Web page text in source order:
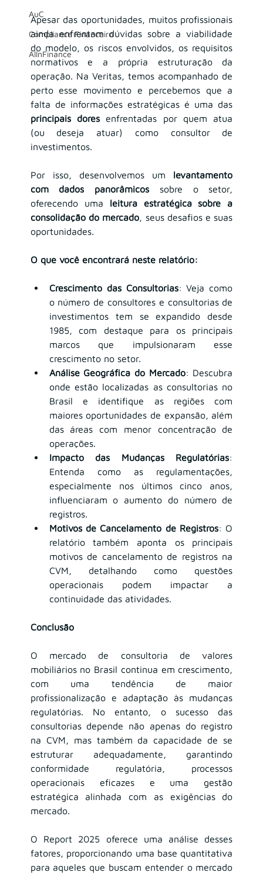
AuC
Compliance Financeiro
AIInFinance
Apesar das oportunidades, muitos profissionais
ainda enfrentam dúvidas sobre a viabilidade
do modelo, os riscos envolvidos, os requisitos
normativos e a própria estruturação da
operação. Na Veritas, temos acompanhado de
perto esse movimento e percebemos que a
principais dores enfrentadas por quem atua
(ou deseja atuar) como consultor de
investimentos.
Por isso, desenvolvemos um levantamento
com dados panorâmicos sobre o setor,
oferecendo uma leitura estratégica sobre a
consolidação do mercado, seus desafios e suas
oportunidades.
O que você encontrará neste relatório:
Crescimento das Consultorias: Veja como
o número de consultores e consultorias de
investimentos tem se expandido desde
1985, com destaque para os principais
marcos que impulsionaram esse
crescimento no setor.
Análise Geográfica do Mercado: Descubra
onde estão localizadas as consultorias no
Brasil e identifique as regiões com
maiores oportunidades de expansão, além
das áreas com menor concentração de
operações.
Impacto das Mudanças Regulatórias:
Entenda como as regulamentações,
especialmente nos últimos cinco anos,
influenciaram o aumento do número de
registros.
Motivos de Cancelamento de Registros: O
relatório também aponta os principais
motivos de cancelamento de registros na
CVM, detalhando como questões
operacionais podem impactar a
continuidade das atividades.
Conclusão
O mercado de consultoria de valores
mobiliários no Brasil continua em crescimento,
com uma tendência de maior
profissionalização e adaptação às mudanças
regulatórias. No entanto, o sucesso das
consultorias depende não apenas do registro
na CVM, mas também da capacidade de se
estruturar adequadamente, garantindo
conformidade regulatória, processos
operacionais eficazes e uma gestão
estratégica alinhada com as exigências do
mercado.
O Report 2025 oferece uma análise desses
fatores, proporcionando uma base quantitativa
para aqueles que buscam entender o mercado